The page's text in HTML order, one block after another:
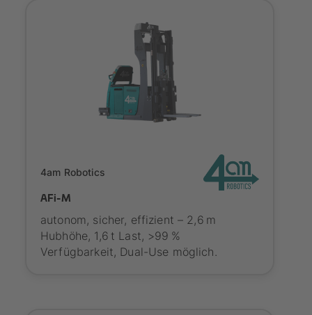
4am Robotics
AFi-M
autonom, sicher, effizient – 2,6 m
Hubhöhe, 1,6 t Last, >99 %
Verfügbarkeit, Dual-Use möglich.